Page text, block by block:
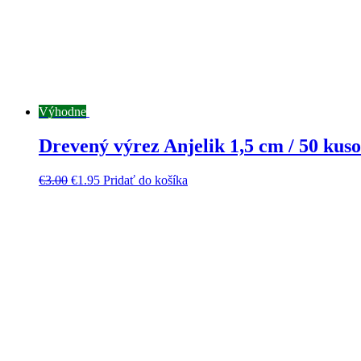
Výhodne
Drevený výrez Anjelik 1,5 cm / 50
€3.00 €1.95 Pridať do košíka